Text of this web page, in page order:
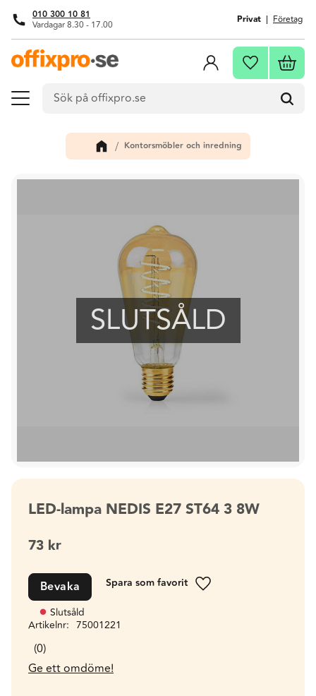
Meny
010 300 10 81
Vardagar 8.30 - 17.00 Privat Företag
Favoriter
Kontorsmöbler och inredning
SLUTSÅLD
LED-lampa NEDIS E27 ST64 3 8W
73 kr
Lägg till i favoriter
Bevaka
Slutsåld
Artikelnr
75001221
0
Ge ett omdöme!